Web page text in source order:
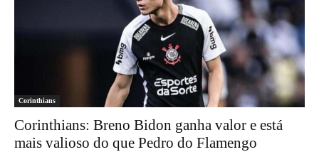
Corinthians
Corinthians: Breno Bidon ganha valor e está
mais valioso do que Pedro do Flamengo